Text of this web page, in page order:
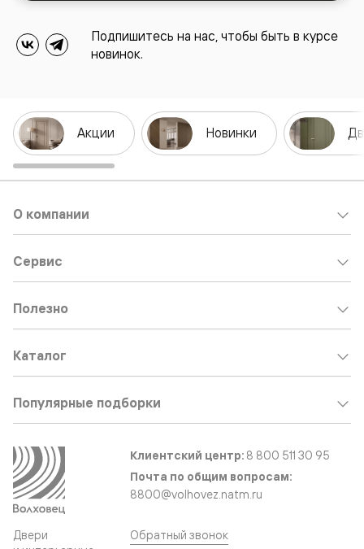
Подпишитесь на нас, чтобы быть в курсе
новинок.
Акции Новинки
Двери
О компании
Сервис
Полезно
Каталог
Популярные подборки
Клиентский центр: 8 800 511 30 95
Почта по общим вопросам:
8800@volhovez.natm.ru
Обратный звонок